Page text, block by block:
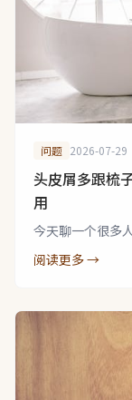
问题 2026-07-29
头皮屑多跟梳
用
今天聊一个很多
阅读更多 →